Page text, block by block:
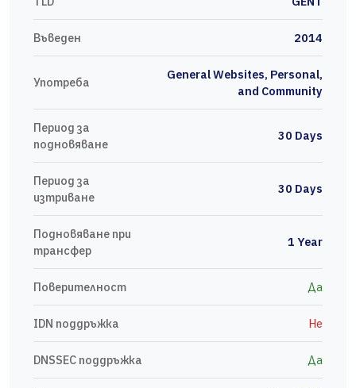
Въведен 2014
Употреба
General Websites, Personal,
and Community
Период за
подновяване
30 Days
Период за
изтриване
30 Days
Подновяване при
трансфер
1 Year
Поверителност Да
IDN поддръжка Не
DNSSEC поддръжка Да